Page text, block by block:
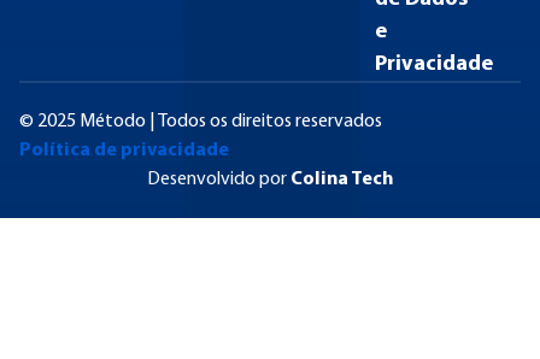
e
Privacidade
© 2025 Método | Todos os direitos reservados
Política de privacidade
Desenvolvido por Colina Tech